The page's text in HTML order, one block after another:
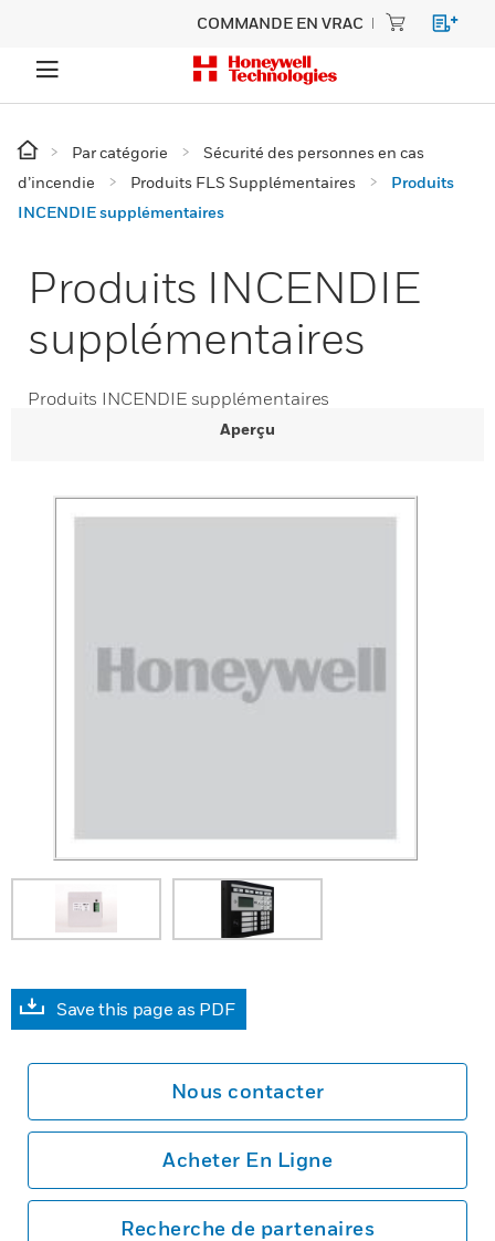
COMMANDE EN VRAC
Par catégorie
Sécurité des personnes en cas
d’incendie
Produits FLS Supplémentaires
Produits
INCENDIE supplémentaires
Produits INCENDIE
supplémentaires
Produits INCENDIE supplémentaires
Aperçu
Save this page as PDF
Nous contacter
Acheter En Ligne
Recherche de partenaires